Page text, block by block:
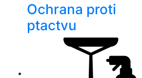
Ochrana proti
ptactvu